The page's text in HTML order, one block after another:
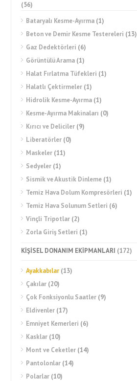
(56)
Bataryalı Kesme-Ayırma (1)
Beton ve Demir Kesme Testereleri (13)
Gaz Dedektörleri (6)
Görüntülü Arama (1)
Halat Fırlatma Tüfekleri (1)
Halatlı Çektirmeler (1)
Hidrolik Kesme-Ayırma (1)
Kesme-Ayırma Makinaları (0)
Kırıcı ve Deliciler (9)
Liberatörler (0)
Maskeler (11)
Sedyeler (1)
Sismik ve Akustik Dinleme (1)
Temiz Hava Dolum Kompresörleri (1)
Temiz Hava Solunum Setleri (6)
Vinçli Tripotlar (2)
Zorla Giriş Setleri (1)
KİŞİSEL DONANIM EKİPMANLARI (172)
Ayakkabılar (13)
Çakılar (20)
Çok Fonksiyonlu Saatler (9)
Eldivenler (17)
Emniyet Kemerleri (6)
Kasklar (10)
Mont ve Ceketler (14)
Pantolonlar (14)
Polarlar (10)